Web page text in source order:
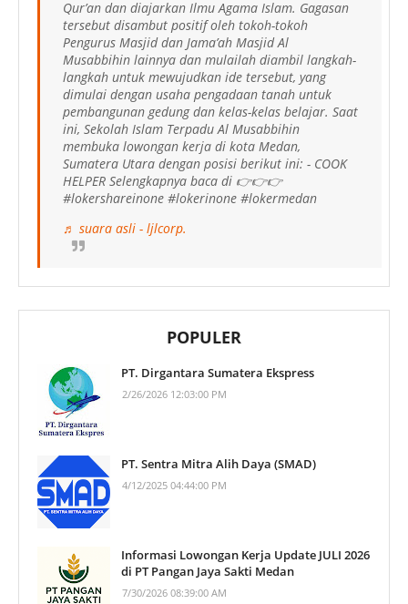
Qur’an dan diajarkan Ilmu Agama Islam. Gagasan
tersebut disambut positif oleh tokoh-tokoh
Pengurus Masjid dan Jama’ah Masjid Al
Musabbihin lainnya dan mulailah diambil langkah-
langkah untuk mewujudkan ide tersebut, yang
dimulai dengan usaha pengadaan tanah untuk
pembangunan gedung dan kelas-kelas belajar. Saat
ini, Sekolah Islam Terpadu Al Musabbihin
membuka lowongan kerja di kota Medan,
Sumatera Utara dengan posisi berikut ini: - COOK
HELPER Selengkapnya baca di 👉👉👉
#lokershareinone #lokerinone #lokermedan
♬ suara asli - ljlcorp.
POPULER
PT. Dirgantara Sumatera Ekspress
2/26/2026 12:03:00 PM
PT. Sentra Mitra Alih Daya (SMAD)
4/12/2025 04:44:00 PM
Informasi Lowongan Kerja Update JULI 2026
di PT Pangan Jaya Sakti Medan
7/30/2026 08:39:00 AM